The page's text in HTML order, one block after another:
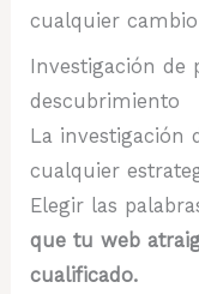
cualquier
Investigación de
descubrimiento
La investigación
cualquier
Elegir las
que tu web
cualificado.